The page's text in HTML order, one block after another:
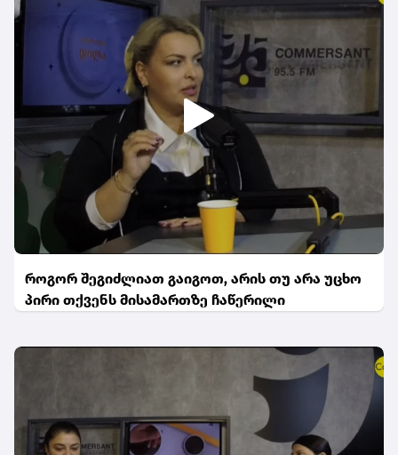
როგორ შეგიძლიათ გაიგოთ, არის თუ არა უცხო
პირი თქვენს მისამართზე ჩაწერილი